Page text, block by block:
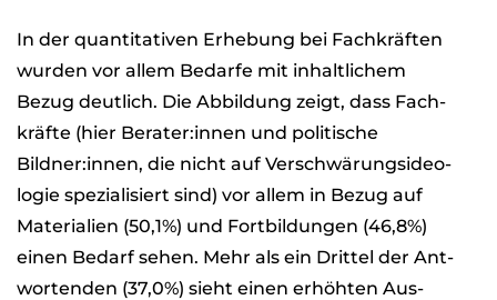
In der quan­ti­ta­ti­ven Erhe­bung bei Fach­kräf­ten
wur­den vor allem Bedarfe mit inhalt­li­chem
Bezug deut­lich. Die Abbil­dung zeigt, dass Fach­
kräfte (hier Berater:innen und poli­ti­sche
Bildner:innen, die nicht auf Ver­schwä­rungs­ideo­
lo­gie spe­zia­li­siert sind) vor allem in Bezug auf
Mate­ria­lien (50,1%) und Fort­bil­dun­gen (46,8%)
einen Bedarf sehen. Mehr als ein Drit­tel der Ant­
wor­ten­den (37,0%) sieht einen erhöh­ten Aus­